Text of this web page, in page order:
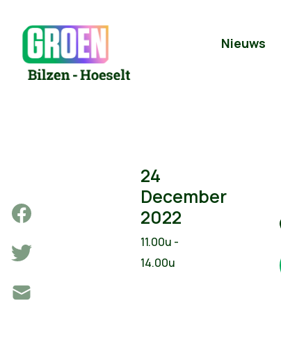
Nieuws
24
December
2022
11.00u -
14.00u